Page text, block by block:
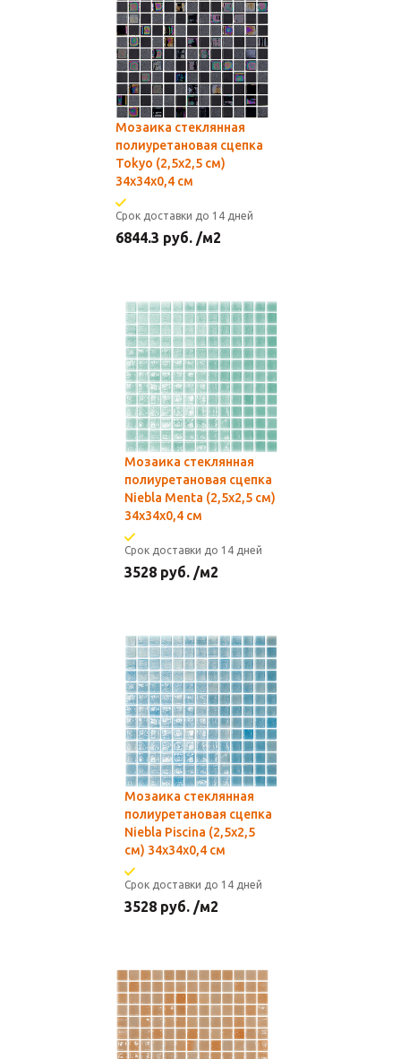
Мозаика стеклянная
полиуретановая сцепка
Tokyo (2,5х2,5 см)
34х34x0,4 см
Срок доставки до 14 дней
6844.3 руб. /м2
Мозаика стеклянная
полиуретановая сцепка
Niebla Menta (2,5х2,5 см)
34х34x0,4 см
Срок доставки до 14 дней
3528 руб. /м2
Мозаика стеклянная
полиуретановая сцепка
Niebla Piscina (2,5х2,5
см) 34х34x0,4 см
Срок доставки до 14 дней
3528 руб. /м2